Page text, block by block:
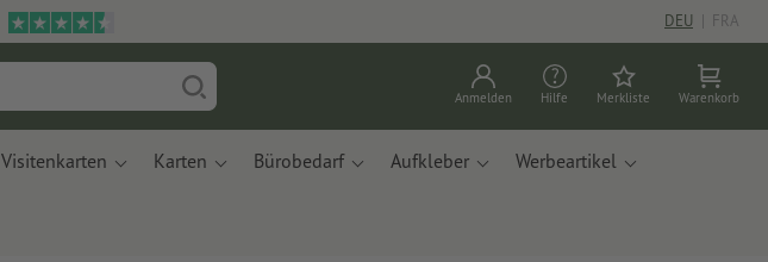
DEU | FRA
Anmelden Hilfe Merkliste Warenkorb
Visitenkarten Karten Bürobedarf Aufkleber Werbeartikel